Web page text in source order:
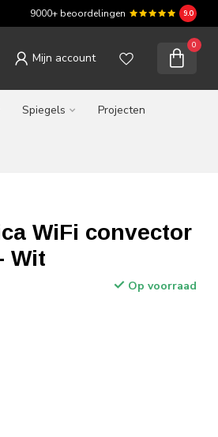
9000+ beoordelingen 9.0
Mijn account
0
Spiegels Projecten
WiFi convector
Wit
Op voorraad